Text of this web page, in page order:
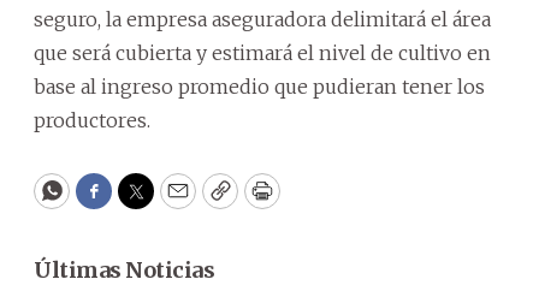
seguro, la empresa aseguradora delimitará el área
que será cubierta y estimará el nivel de cultivo en
base al ingreso promedio que pudieran tener los
productores.
WhatsApp
Facebook
Twitter
EmailCopyPrint
Últimas Noticias